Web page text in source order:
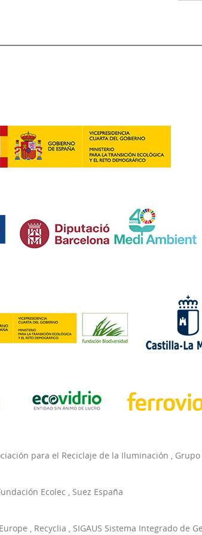
para el Reciclaje de la Iluminación Grupo
Ecolec Suez España
Recyclia SIGAUS Sistema Integrado de